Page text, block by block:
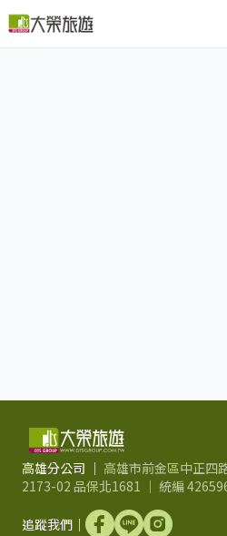
高雄分公司 ｜ 高雄市前金區中正四
2173-02 品保北1681 ｜ 統編
追蹤我們｜